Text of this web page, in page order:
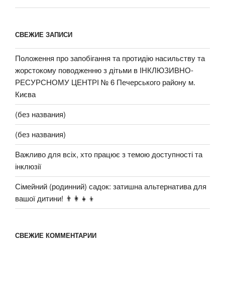
СВЕЖИЕ ЗАПИСИ
Положення про запобігання та протидію насильству та
жорстокому поводженню з дітьми в ІНКЛЮЗИВНО-
РЕСУРСНОМУ ЦЕНТРІ № 6 Печерського району м.
Києва
(без названия)
(без названия)
Важливо для всіх, хто працює з темою доступності та
інклюзії
Сімейний (родинний) садок: затишна альтернатива для
вашої дитини! 👨‍👩‍👧‍👦
СВЕЖИЕ КОММЕНТАРИИ